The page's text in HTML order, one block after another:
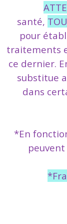
santé,
pour
traitements
ce dernier.
substitue
dans
*En